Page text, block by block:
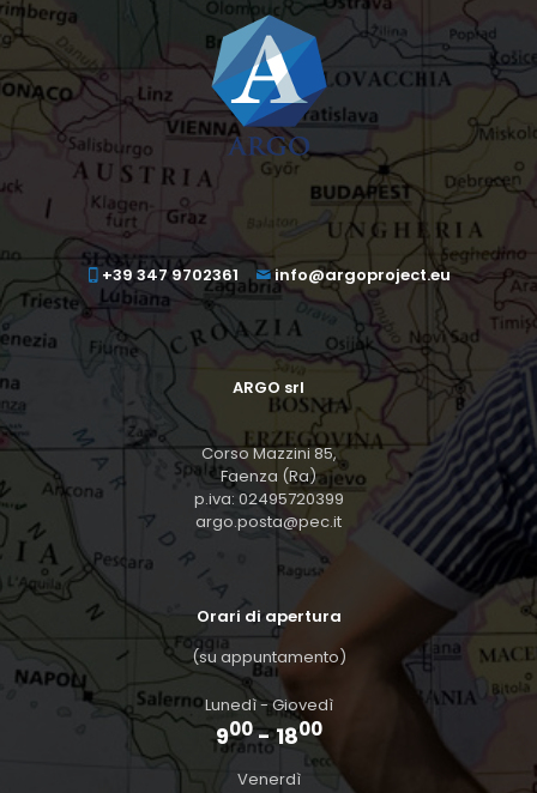
+39 347 9702361 info@argoproject.eu
ARGO srl
Corso Mazzini 85,
Faenza (Ra)
p.iva: 02495720399
argo.posta@pec.it
Orari di apertura
(su appuntamento)
Lunedì - Giovedì
900- 1800
Venerdì